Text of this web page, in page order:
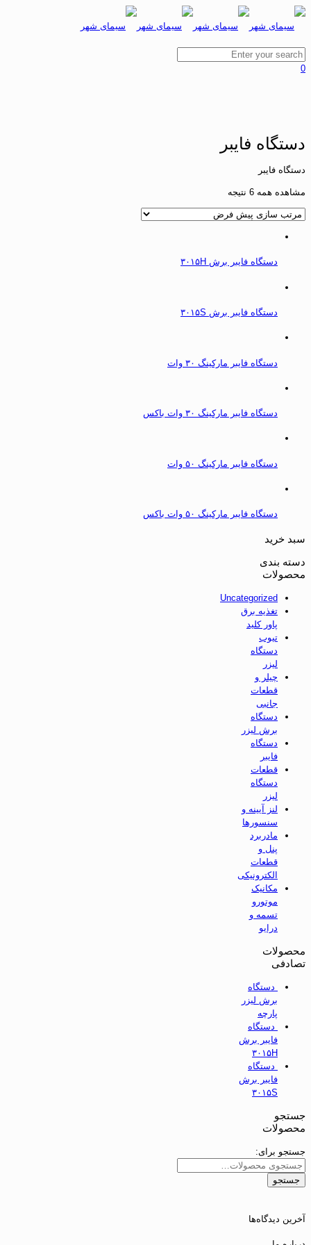
0
دستگاه فایبر
دستگاه فایبر
مشاهده همه 6 نتیجه
دستگاه فایبر برش ۳۰۱۵H
دستگاه فایبر برش ۳۰۱۵S
دستگاه فایبر مارکینگ ۳۰ وات
دستگاه فایبر مارکینگ ۳۰ وات باکس
دستگاه فایبر مارکینگ ۵۰ وات
دستگاه فایبر مارکینگ ۵۰ وات باکس
سبد خرید
دسته بندی
محصولات
Uncategorized
تغذیه برق
پاور کلید
تیوب
دستگاه
لیزر
چیلر و
قطعات
جانبی
دستگاه
برش لیزر
دستگاه
فایبر
قطعات
دستگاه
لیزر
لنز آیینه و
سنسورها
مادربرد
پنل و
قطعات
الکترونیکی
مکانیک
موتورو
تسمه و
درایو
محصولات
تصادفی
دستگاه
برش لیزر
پارچه
دستگاه
فایبر برش
۳۰۱۵H
دستگاه
فایبر برش
۳۰۱۵S
جستجو
محصولات
جستجو برای:
جستجو
آخرین دیدگاه‌ها